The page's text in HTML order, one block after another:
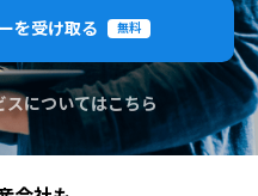
を受け取る 無料
スについてはこちら